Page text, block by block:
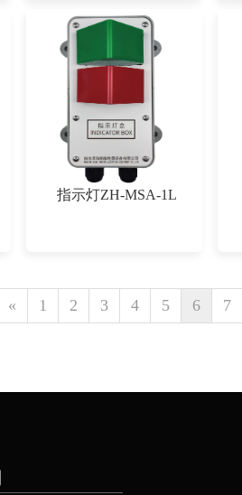
指示灯ZH-MSA-1L
« 1 2 3 4 5 6 7